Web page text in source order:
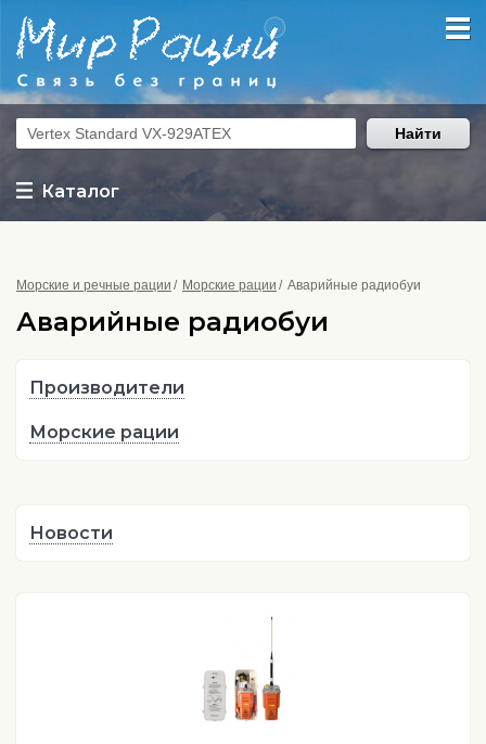
Каталог
Найти
Морские и речные рации Морские рации Аварийные радиобуи
Аварийные радиобуи
Производители
Морские рации
Новости